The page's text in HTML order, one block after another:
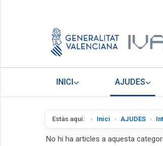
INICI AJUDES
Estàs aquí: Inici AJUDES
No hi ha articles a aquesta